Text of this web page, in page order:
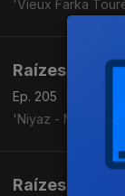
'Vieux Farka
Raízes
Ep. 205
'Niyaz -
Raízes